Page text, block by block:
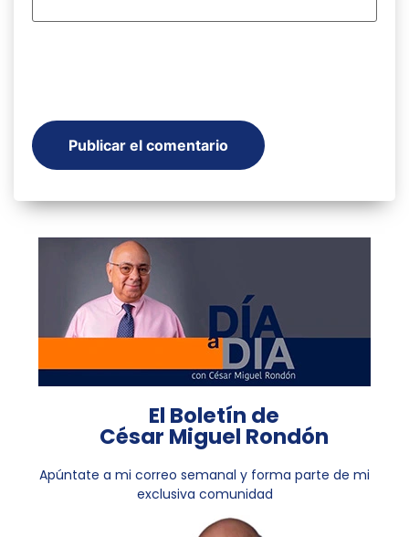
El Boletín de
César Miguel Rondón
Apúntate a mi correo semanal y forma parte de mi
exclusiva comunidad